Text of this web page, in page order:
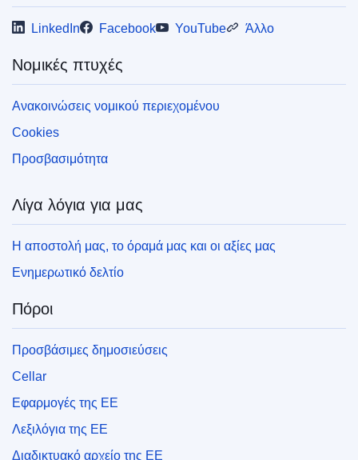
LinkedIn Facebook YouTube Άλλο
Νομικές πτυχές
Ανακοινώσεις νομικού περιεχομένου
Cookies
Προσβασιμότητα
Λίγα λόγια για μας
Η αποστολή μας, το όραμά μας και οι αξίες μας
Ενημερωτικό δελτίο
Πόροι
Προσβάσιμες δημοσιεύσεις
Cellar
Εφαρμογές της ΕΕ
Λεξιλόγια της ΕΕ
Διαδικτυακό αρχείο της ΕΕ